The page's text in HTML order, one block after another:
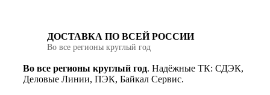
ДОСТАВКА ПО ВСЕЙ РОССИИ
Во все регионы круглый год
Во все регионы круглый год. Надёжные ТК: СДЭК,
Деловые Линии, ПЭК, Байкал Сервис.